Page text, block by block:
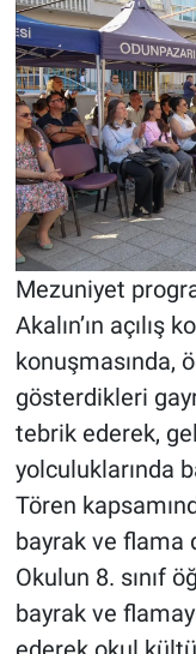
Mezuniyet
Akalın’ın açılış
konuşmasında,
gösterdikleri
tebrik ederek,
yolculuklarında
Tören
bayrak ve
Okulun 8. sınıf
bayrak ve